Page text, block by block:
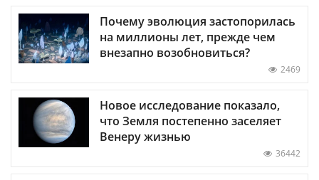
Почему эволюция застопорилась
на миллионы лет, прежде чем
внезапно возобновиться?
2469
Новое исследование показало,
что Земля постепенно заселяет
Венеру жизнью
36442